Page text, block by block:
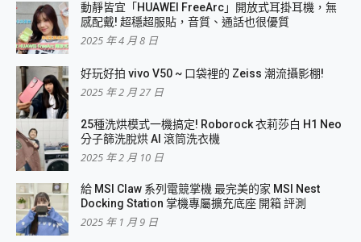
動靜皆宜「HUAWEI FreeArc」開放式耳掛耳機，無
感配戴! 超穩超服貼，音質、通話也很優質
2025 年 4 月 8 日
好玩好拍 vivo V50 ~ 口袋裡的 Zeiss 潮流攝影棚!
2025 年 2 月 27 日
25種洗烘模式一機搞定! Roborock 衣莉莎白 H1 Neo
分子篩洗脫烘 AI 滾筒洗衣機
2025 年 2 月 10 日
給 MSI Claw 系列電競掌機 最完美的家 MSI Nest
Docking Station 掌機專屬擴充底座 開箱 評測
2025 年 1 月 9 日